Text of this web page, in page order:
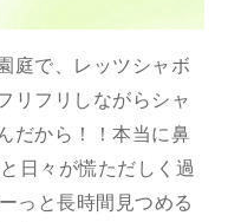
庭で、レッツシャボ
リフリしながらシャ
だから！！本当に鼻
日々が慌ただしく過
っと長時間見つめる